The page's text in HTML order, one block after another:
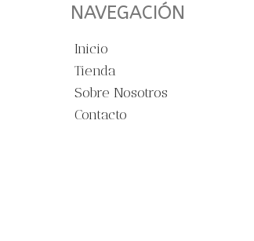
NAVEGACIÓN
Inicio
Tienda
Sobre Nosotros
Contacto